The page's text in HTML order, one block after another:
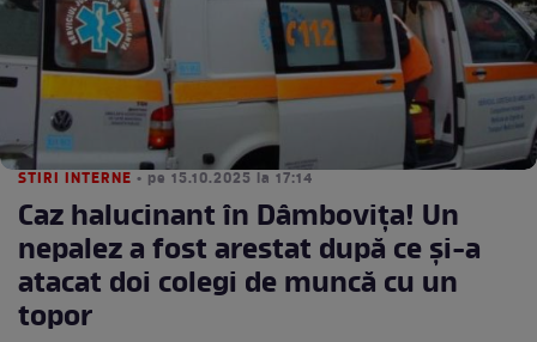
STIRI INTERNE • pe 15.10.2025 la 17:14
Caz halucinant în Dâmbovița! Un
nepalez a fost arestat după ce și-a
atacat doi colegi de muncă cu un
topor